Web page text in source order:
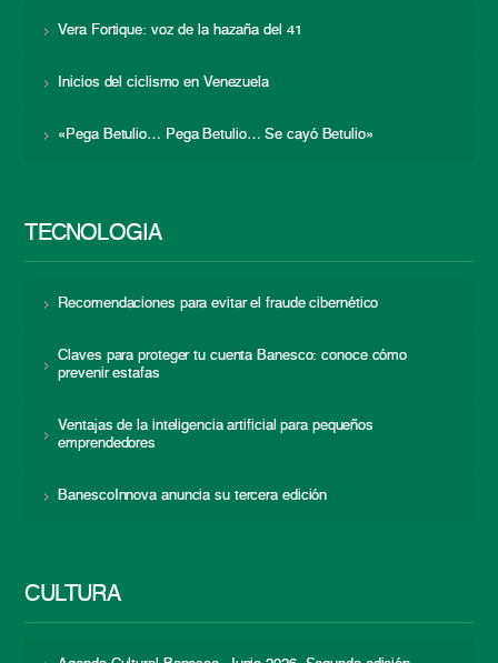
Vera Fortique: voz de la hazaña del 41
Inicios del ciclismo en Venezuela
«Pega Betulio… Pega Betulio… Se cayó Betulio»
TECNOLOGÍA
Recomendaciones para evitar el fraude cibernético
Claves para proteger tu cuenta Banesco: conoce cómo
prevenir estafas
Ventajas de la inteligencia artificial para pequeños
emprendedores
BanescoInnova anuncia su tercera edición
CULTURA